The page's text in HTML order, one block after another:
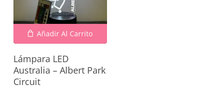
Añadir Al Carrito
Lámpara LED
Australia – Albert Park
Circuit